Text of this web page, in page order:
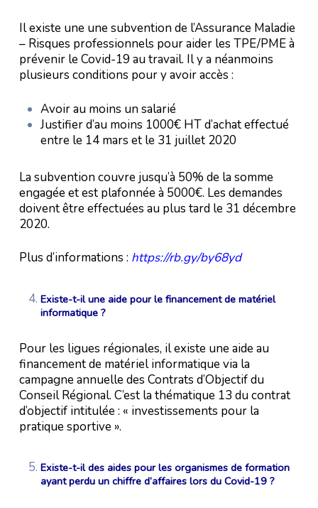
Il existe une une subvention de l’Assurance Maladie
– Risques professionnels pour aider les TPE/PME à
prévenir le Covid-19 au travail. Il y a néanmoins
plusieurs conditions pour y avoir accès :
Avoir au moins un salarié
Justifier d’au moins 1000€ HT d’achat effectué
entre le 14 mars et le 31 juillet 2020
La subvention couvre jusqu’à 50% de la somme
engagée et est plafonnée à 5000€. Les demandes
doivent être effectuées au plus tard le 31 décembre
2020.
Plus d’informations : https://rb.gy/by68yd
Existe-t-il une aide pour le financement de matériel
informatique ?
Pour les ligues régionales, il existe une aide au
financement de matériel informatique via la
campagne annuelle des Contrats d’Objectif du
Conseil Régional. C’est la thématique 13 du contrat
d’objectif intitulée : « investissements pour la
pratique sportive ».
Existe-t-il des aides pour les organismes de formation
ayant perdu un chiffre d’affaires lors du Covid-19 ?